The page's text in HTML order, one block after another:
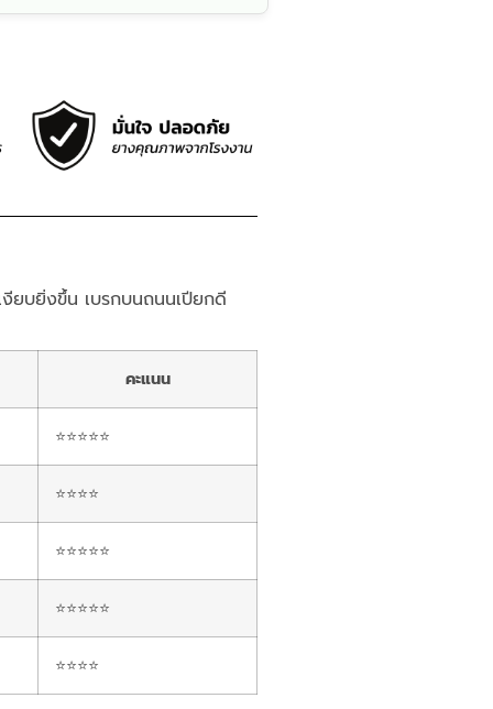
ยบยิ่งขึ้น เบรกบนถนนเปียกดี
คะแนน
⭐⭐⭐⭐⭐
⭐⭐⭐⭐
⭐⭐⭐⭐⭐
⭐⭐⭐⭐⭐
⭐⭐⭐⭐